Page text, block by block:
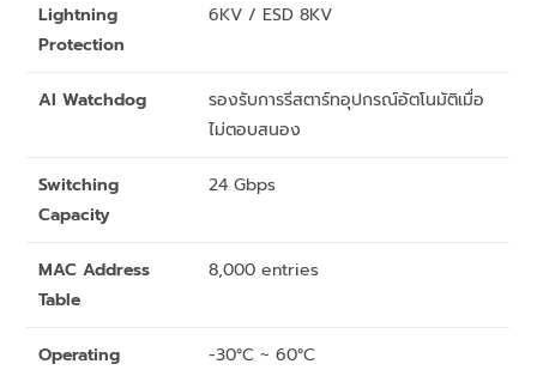
Lightning
Protection
6KV / ESD 8KV
AI Watchdog
รองรับการรีสตาร์ทอุปกรณ์อัตโนมัติเมื่อ
ไม่ตอบสนอง
Switching
Capacity
24 Gbps
MAC Address
Table
8,000 entries
Operating
-30°C ~ 60°C